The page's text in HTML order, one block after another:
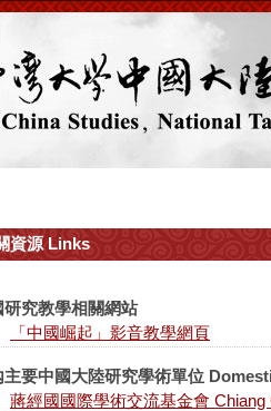
資源 Links
研究教學相關網站
「中國崛起」影音教學網頁
主要中國大陸研究學術單位
蔣經國國際學術交流基金會